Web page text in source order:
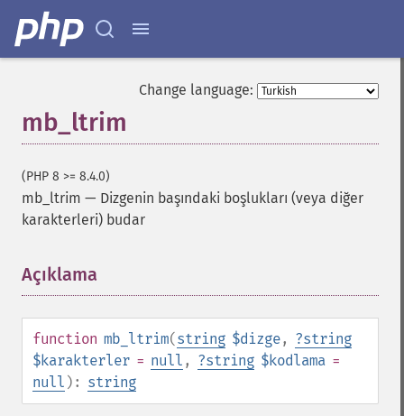
Change language:
mb_ltrim
(PHP 8 >= 8.4.0)
mb_ltrim — Dizgenin başındaki boşlukları (veya diğer
karakterleri) budar
Açıklama
function mb_ltrim(string $dizge, ?string
$karakterler = null , ?string $kodlama =
null ): string